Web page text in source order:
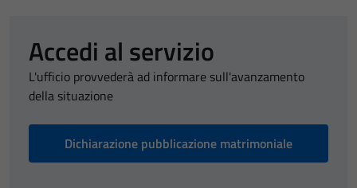
Accedi al servizio
L'ufficio provvederà ad informare sull'avanzamento
della situazione
Dichiarazione pubblicazione matrimoniale